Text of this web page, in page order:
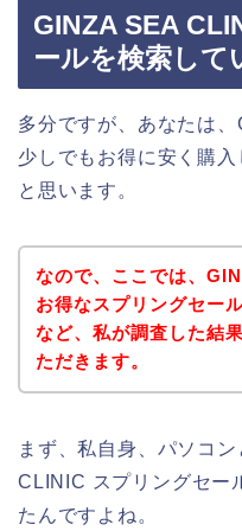
GINZA SEA
ールを検索して
多分ですが、あなたは
少しでもお得に安く購
と思います。
なので、ここでは、
お得なスプリングセー
など、私が調査した結
ただきます。
まず、私自身、パソコ
CLINIC スプリングセー
たんですよね。